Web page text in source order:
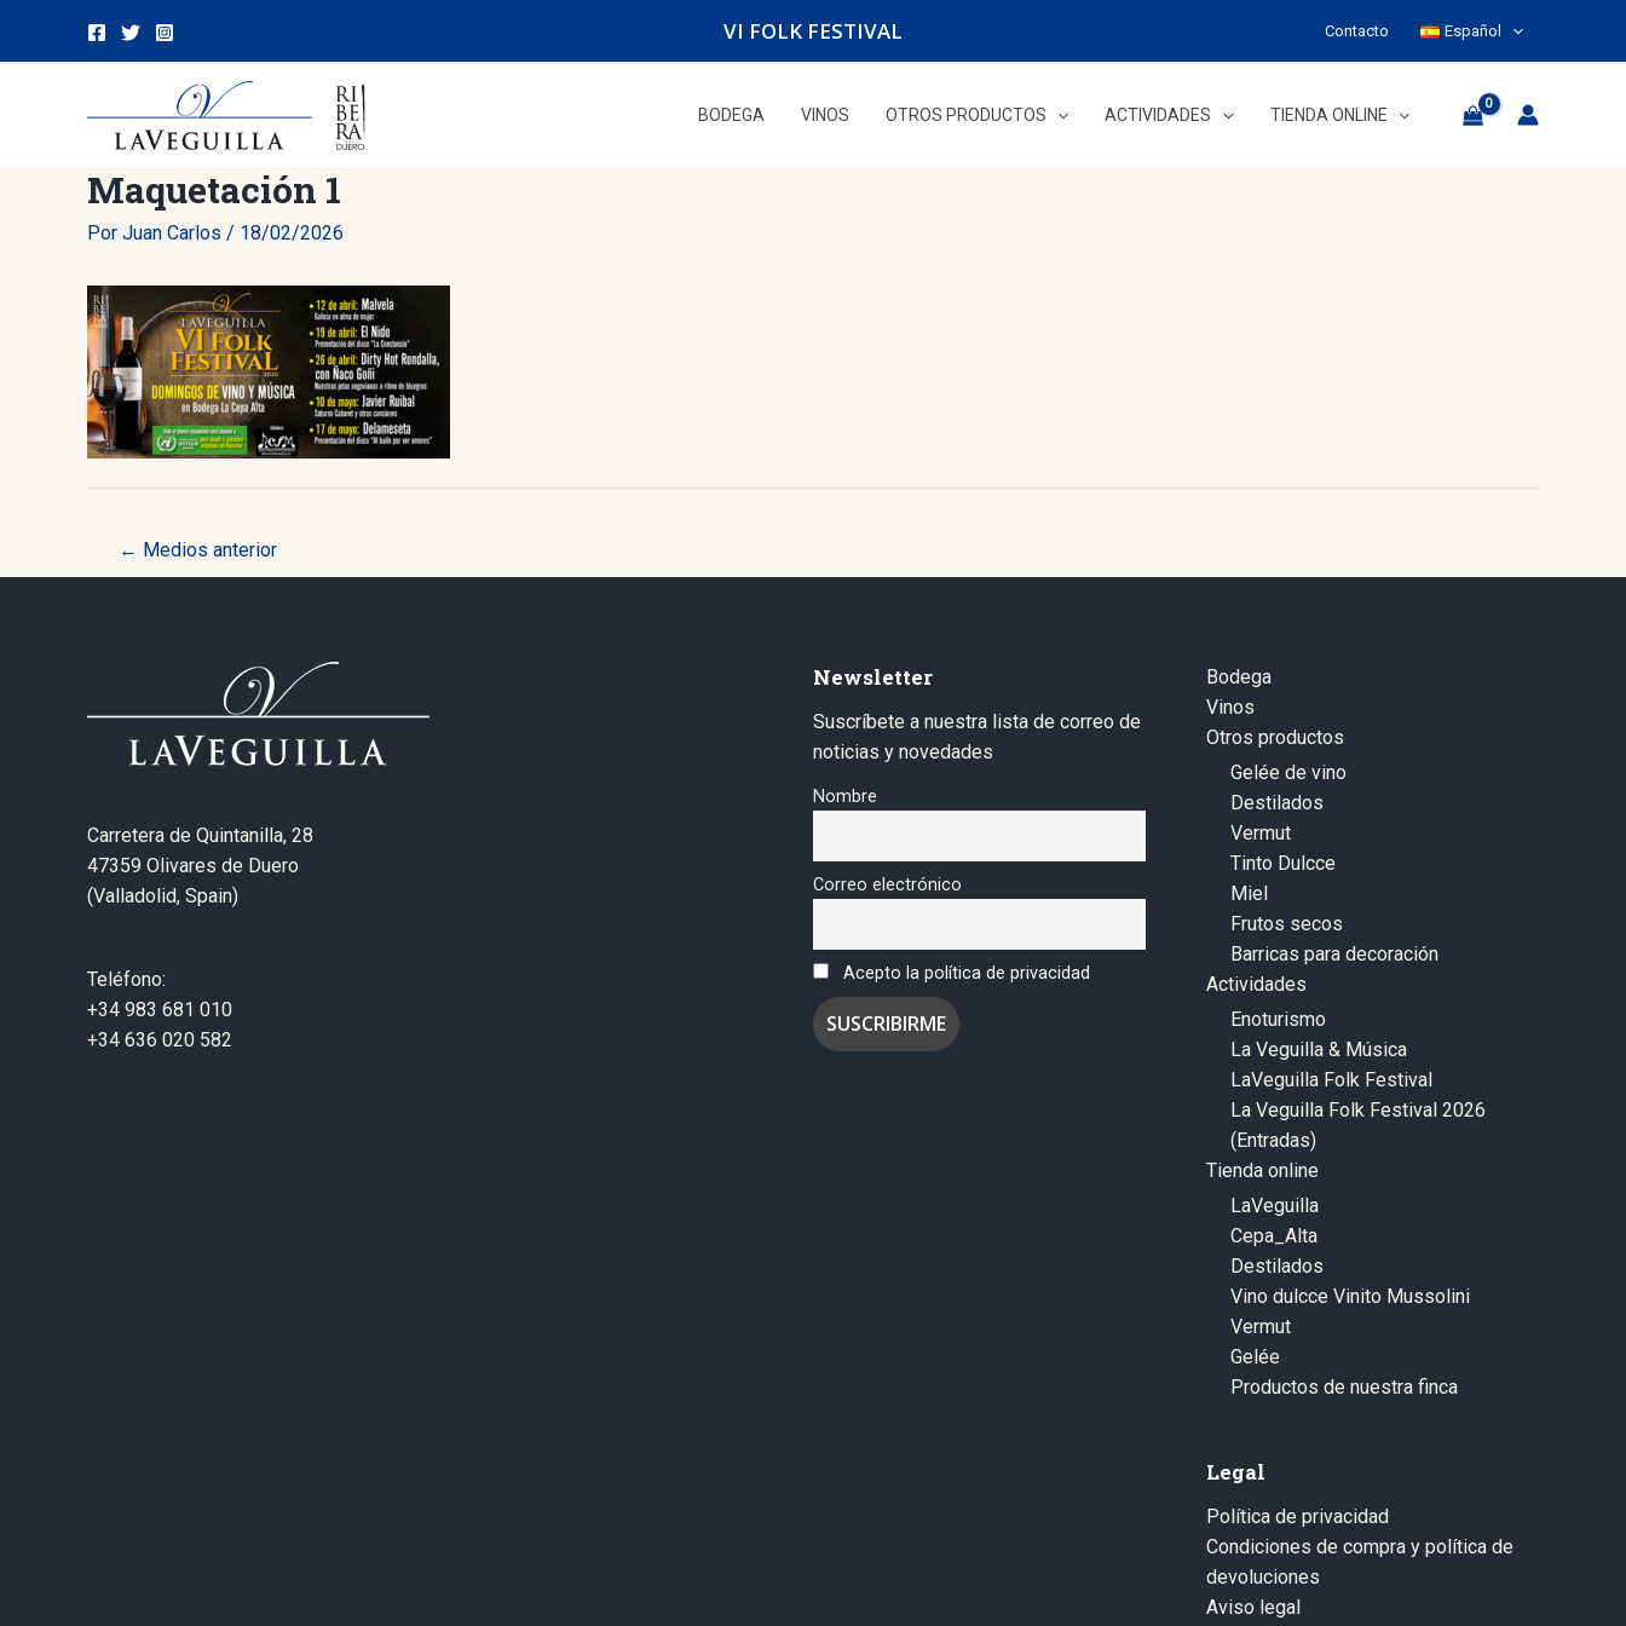
VI FOLK FESTIVAL Contacto Español
BODEGA VINOS OTROS PRODUCTOS ACTIVIDADES TIENDA ONLINE
Maquetación 1
Por Juan Carlos / 18/02/2026
Navegación
← Medios anterior
Carretera de Quintanilla, 28
47359 Olivares de Duero
(Valladolid, Spain)
Teléfono:
+34 983 681 010
+34 636 020 582
Newsletter
Suscríbete a nuestra lista de correo de
noticias y novedades
Nombre
Correo electrónico
Acepto la política de privacidad
Bodega
Vinos
Otros productos
Gelée de vino
Destilados
Vermut
Tinto Dulcce
Miel
Frutos secos
Barricas para decoración
Actividades
Enoturismo
La Veguilla & Música
LaVeguilla Folk Festival
La Veguilla Folk Festival 2026
(Entradas)
Tienda online
LaVeguilla
Cepa_Alta
Destilados
Vino dulcce Vinito Mussolini
Vermut
Gelée
Productos de nuestra finca
Legal
Política de privacidad
Condiciones de compra y política de
devoluciones
Aviso legal